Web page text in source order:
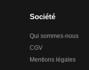
Société
Qui sommes-nous
CGV
Mentions légales